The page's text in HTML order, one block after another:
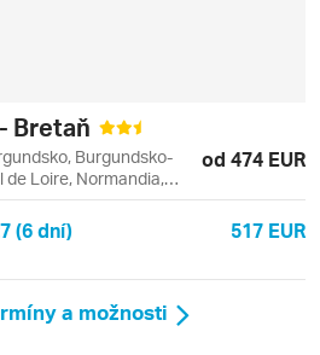
Bretaň
Burgundsko-
Loire, Normandia,
Fougères, Honfleur,
od 474 EUR
(6 dní) 517 EUR
a možnosti